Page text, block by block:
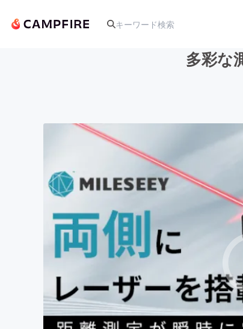
アート・写真
テクノロジー・ガジェット
映像・映画
ビジネス・起業
まちづくり・地域活性化
多彩な